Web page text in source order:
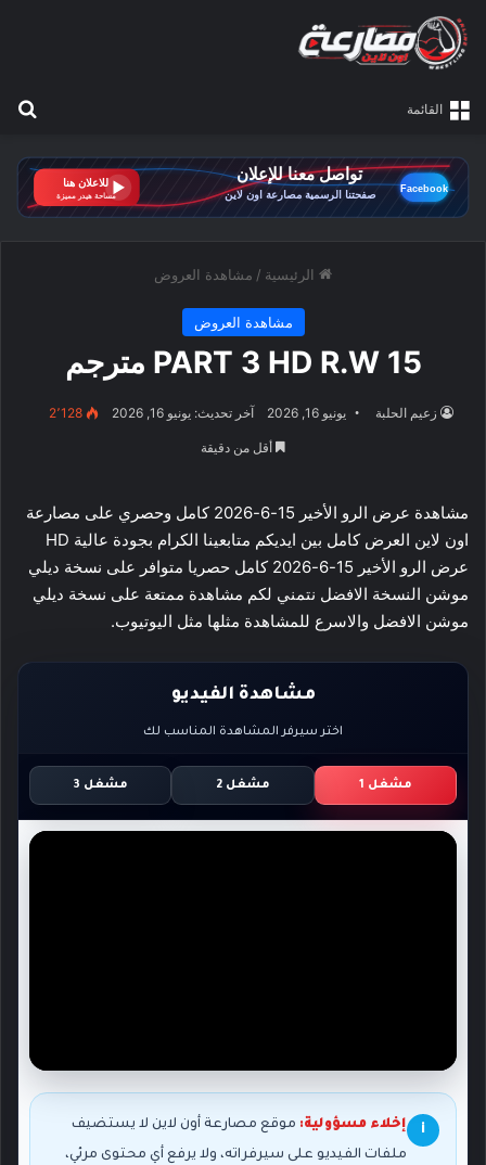
القائمة
الرئيسية / مشاهدة العروض
مشاهدة العروض
PART 3 HD R.W 15 مترجم
زعيم الحلبة يونيو 16, 2026 آخر تحديث: يونيو 16, 2026 2٬128
أقل من دقيقة
مشاهدة عرض الرو الأخير 15-6-2026 كامل وحصري على مصارعة
اون لاين العرض كامل بين ايديكم متابعينا الكرام بجودة عالية HD
عرض الرو الأخير 15-6-2026 كامل حصريا متوافر على نسخة ديلي
موشن النسخة الافضل نتمني لكم مشاهدة ممتعة على نسخة ديلي
موشن الافضل والاسرع للمشاهدة مثلها مثل اليوتيوب.
مشاهدة الفيديو
اختر سيرفر المشاهدة المناسب لك
مشغل 1 مشغل 2 مشغل 3
i إخلاء مسؤولية: موقع مصارعة أون لاين لا يستضيف
ملفات الفيديو على سيرفراته، ولا يرفع أي محتوى مرئي،